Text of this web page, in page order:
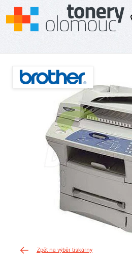
Zpět na výběr tiskárny